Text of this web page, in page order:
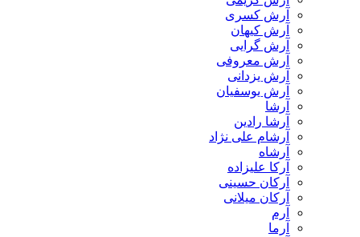
آرش کسری
آرش کیهان
آرش گرایی
آرش معروفی
آرش یزدانی
آرش یوسفیان
آرشا
آرشا رادین
آرشام علی نژاد
آرشاه
آرکا علیزاده
آرکان حسینی
آرکان میلانی
آرم
آرما